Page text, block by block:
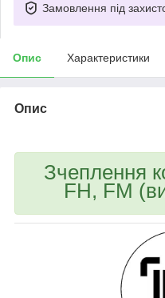
Замовлення під
Опис Характеристики
Опис
Зчеплення
FH, FM